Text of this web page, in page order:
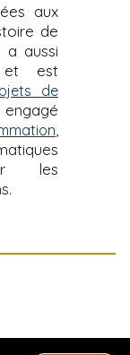
aux
de
a aussi
est
de
engagé
les